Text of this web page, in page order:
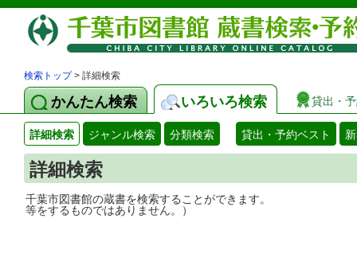
検索トップ> 詳細検索
かんたん検索 いろいろ検索 貸出・
詳細検索 ジャンル検索 分類検索 貸出・予約ベスト
詳細検索
千葉市図書館の蔵書を検索することがで
等をするものではありません。）